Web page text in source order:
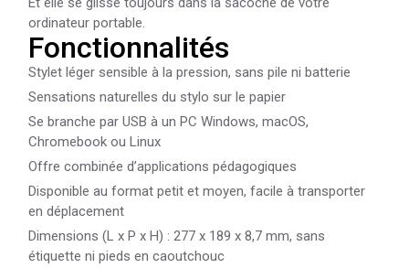
ordinateur portable.
Fonctionnalités
Stylet léger sensible à la pression, sans pile ni batterie
Sensations naturelles du stylo sur le papier
Se branche par USB à un PC Windows, macOS,
Chromebook ou Linux
Offre combinée d’applications pédagogiques
Disponible au format petit et moyen, facile à transporter
en déplacement
Dimensions (L x P x H) : 277 x 189 x 8,7 mm, sans
étiquette ni pieds en caoutchouc